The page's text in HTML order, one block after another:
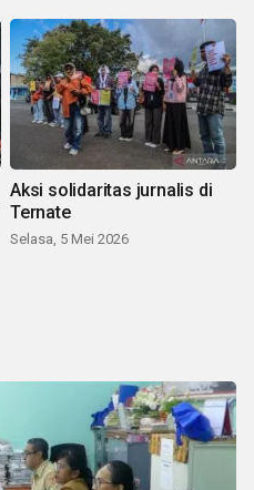
Aksi solidaritas jurnalis di
Ternate
Selasa, 5 Mei 2026